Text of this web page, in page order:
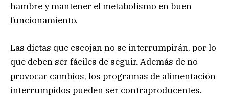
hambre y mantener el metabolismo en buen
funcionamiento.
Las dietas que escojan no se interrumpirán, por lo
que deben ser fáciles de seguir. Además de no
provocar cambios, los programas de alimentación
interrumpidos pueden ser contraproducentes.